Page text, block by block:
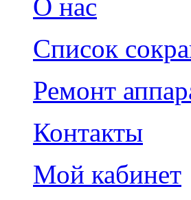
О нас
Список
Ремонт
Контакты
Мой кабинет